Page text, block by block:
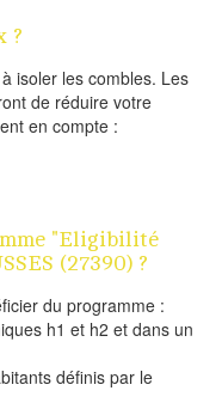
?
isoler les combles. Les
de réduire votre
en compte :
"Eligibilité
(27390) ?
du programme :
h1 et h2 et dans un
définis par le